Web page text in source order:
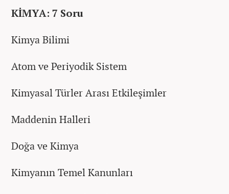
KİMYA: 7 Soru
Kimya Bilimi
Atom ve Periyodik Sistem
Kimyasal Türler Arası Etkileşimler
Maddenin Halleri
Doğa ve Kimya
Kimyanın Temel Kanunları